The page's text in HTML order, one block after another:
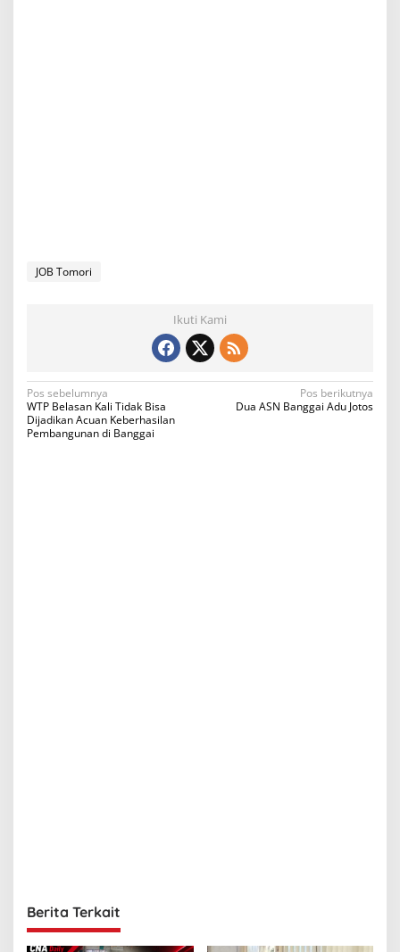
JOB Tomori
Ikuti Kami
N
a
Pos sebelumnya
WTP Belasan Kali Tidak Bisa
Dijadikan Acuan Keberhasilan
Pembangunan di Banggai
Pos berikutnya
Dua ASN Banggai Adu Jotos
Berita Terkait